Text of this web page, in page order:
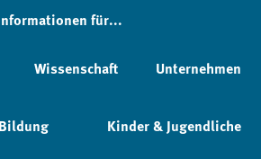
für...
Wissenschaft Unternehmen
Bildung Kinder & Jugendliche